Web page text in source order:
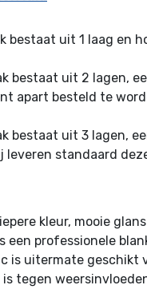
bestaat uit 1 laag en
bestaat uit 2 lagen,
apart besteld te
bestaat uit 3 lagen,
leveren standaard
kleur, mooie
een professionele
is uitermate
tegen